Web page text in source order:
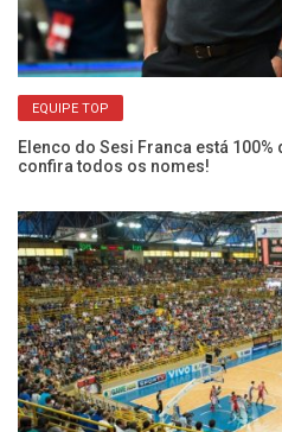
EQUIPE TOP
Elenco do Sesi Franca está
confira todos os nomes!